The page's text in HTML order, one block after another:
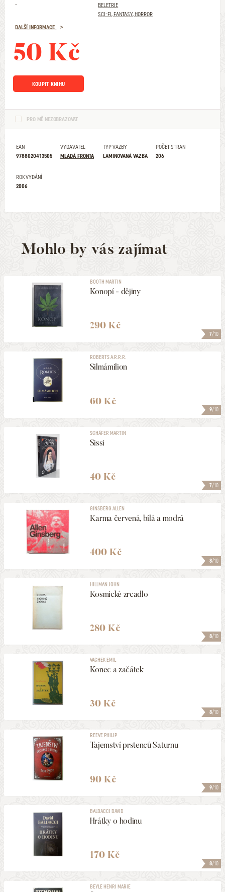
-
BELETRIE
SCI-FI, FANTASY, HORROR
DALŠÍ INFORMACE
50 Kč
KOUPIT KNIHU
PRO MĚ NEZOBRAZOVAT
EAN
9788020413505
VYDAVATEL
MLADÁ FRONTA
TYP VAZBY
LAMINOVANÁ VAZBA
POČET STRAN
206
ROK VYDÁNÍ
2006
Mohlo by vás zajímat
7/10
BOOTH MARTIN
Konopí - dějiny
290 Kč
9/10
ROBERTS A.R.R.R.
Silmámilion
60 Kč
7/10
SCHÄFER MARTIN
Sissi
40 Kč
8/10
GINSBERG ALLEN
Karma červená, bílá a modrá
400 Kč
8/10
HILLMAN JOHN
Kosmické zrcadlo
280 Kč
8/10
VACHEK EMIL
Konec a začátek
30 Kč
9/10
REEVE PHILIP
Tajemství prstenců Saturnu
90 Kč
8/10
BALDACCI DAVID
Hrátky o hodinu
170 Kč
BEYLE HENRI MARIE